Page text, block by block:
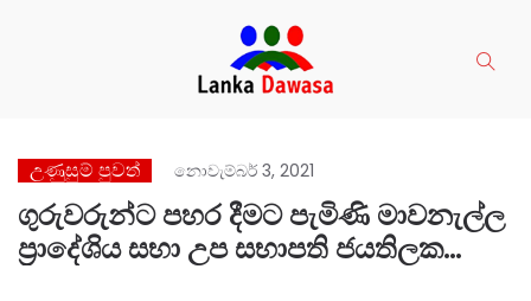
උණුසුම් පුවත් නොවැම්බර් 3, 2021
ගුරුවරුන්ට පහර දීමට පැමිණි මාවනැල්ල
ප්‍රාදේශිය සභා උප සභාපති ජයතිලක